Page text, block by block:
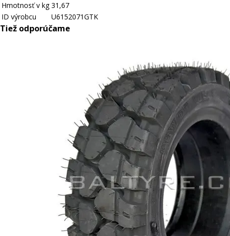
Hmotnosť v kg 31,67
ID výrobcu
U6152071GTK
Tiež odporúčame